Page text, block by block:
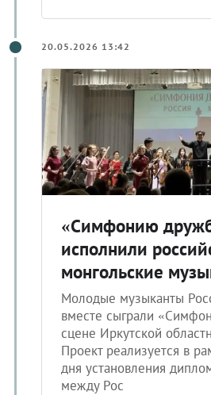
20.05.2026 13:42
«Симфонию
исполнили
монгольские
Молодые музыканты
вместе сыграли
сцене Иркутской
Проект реализуется в
дня установления
между Рос